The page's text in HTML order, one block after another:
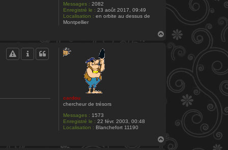
Messages : 2082
Enregistré le : 23 août 2017, 09:49
Localisation : en orbite au dessus de
Montpellier
cardou
chercheur de trésors
Messages : 1573
Enregistré le : 22 févr. 2003, 00:48
Localisation : Blanchefort 11190
H
a